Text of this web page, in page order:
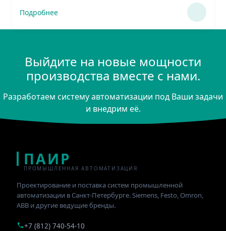
Подробнее
Выйдите на новые мощности
производства вместе с нами.
Разработаем систему автоматизации под Ваши задачи
и внедрим её.
ПАИР
ПРОМЫШЛЕННАЯ АВТОМАТИЗАЦИЯ
Проектирование и поставка систем промышленной
автоматизации в Санкт-Петербурге. Siemens, Festo, Omron,
ABB и другие ведущие бренды.
+7 (812) 740-54-10